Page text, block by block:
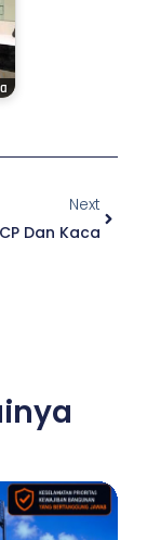
Next
Dan Kaca